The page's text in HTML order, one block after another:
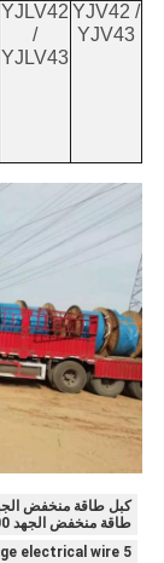
YJV42 /
YJV43
YJLV42
/
YJLV43
طاقة منخفض الجهد 1000 مم 2
5 Core low voltage electrical wire